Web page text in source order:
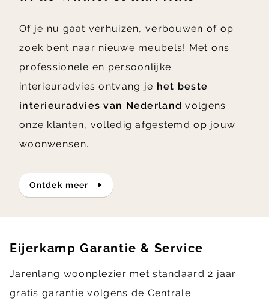
Of je nu gaat verhuizen, verbouwen of op
zoek bent naar nieuwe meubels! Met ons
professionele en persoonlijke
interieuradvies ontvang je het beste
interieuradvies van Nederland volgens
onze klanten, volledig afgestemd op jouw
woonwensen.
ontdek meer
Eijerkamp Garantie & Service
Jarenlang woonplezier met standaard 2 jaar
gratis garantie volgens de Centrale